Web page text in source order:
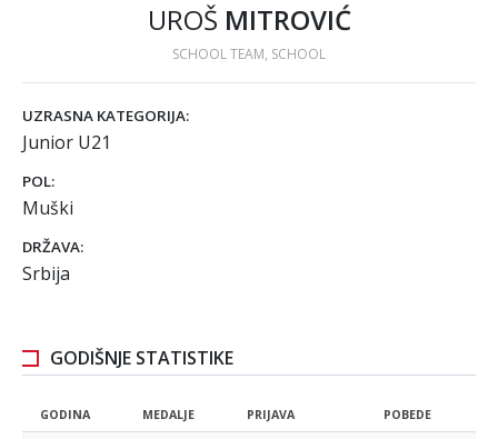
UROŠ MITROVIĆ
SCHOOL TEAM, SCHOOL
UZRASNA KATEGORIJA:
Junior U21
POL:
Muški
DRŽAVA:
Srbija
GODIŠNJE STATISTIKE
GODINA MEDALJE PRIJAVA POBEDE